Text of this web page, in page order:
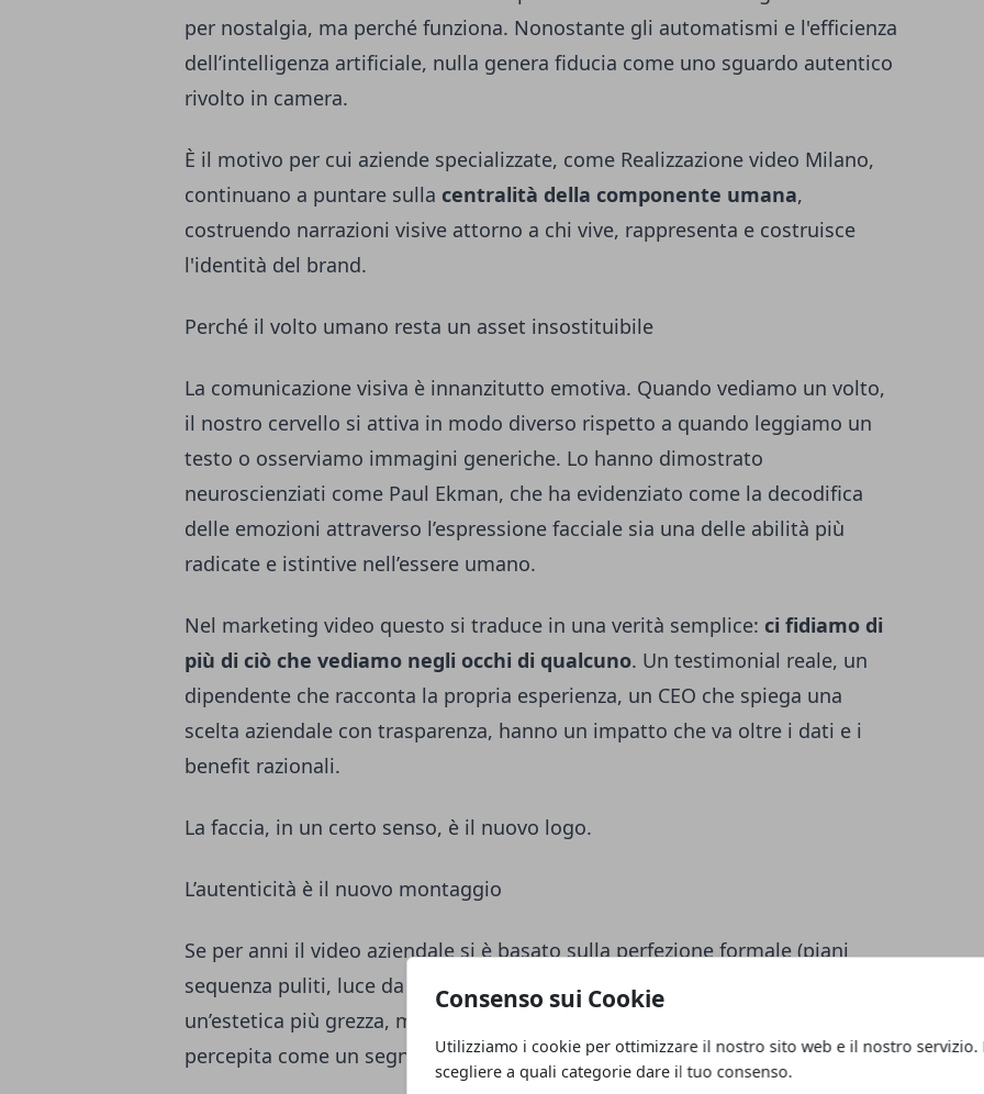
Consenso sui Cookie
Utilizziamo i cookie per ottimizzare il nostro sito web e il nostro servizio.
scegliere a quali categorie dare il tuo consenso.
per nostalgia, ma perché funziona. Nonostante gli automatismi e l'efficienza
dell’intelligenza artificiale, nulla genera fiducia come uno sguardo autentico
rivolto in camera.
È il motivo per cui aziende specializzate, come Realizzazione video Milano,
continuano a puntare sulla centralità della componente umana,
costruendo narrazioni visive attorno a chi vive, rappresenta e costruisce
l'identità del brand.
Perché il volto umano resta un asset insostituibile
La comunicazione visiva è innanzitutto emotiva. Quando vediamo un volto,
il nostro cervello si attiva in modo diverso rispetto a quando leggiamo un
testo o osserviamo immagini generiche. Lo hanno dimostrato
neuroscienziati come Paul Ekman, che ha evidenziato come la decodifica
delle emozioni attraverso l’espressione facciale sia una delle abilità più
radicate e istintive nell’essere umano.
Nel marketing video questo si traduce in una verità semplice: ci fidiamo di
più di ciò che vediamo negli occhi di qualcuno. Un testimonial reale, un
dipendente che racconta la propria esperienza, un CEO che spiega una
scelta aziendale con trasparenza, hanno un impatto che va oltre i dati e i
benefit razionali.
La faccia, in un certo senso, è il nuovo logo.
L’autenticità è il nuovo montaggio
Se per anni il video aziendale si è basato sulla perfezione formale (piani
sequenza puliti, luce da studio, montaggio fluido) oggi il pubblico premia
un’estetica più grezza, meno levigata. L’
percepita come un segnale di credibilità.